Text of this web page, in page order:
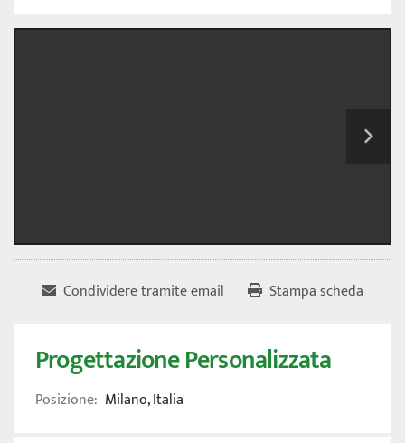
Condividere tramite email Stampa scheda
Progettazione Personalizzata
Posizione: Milano, Italia